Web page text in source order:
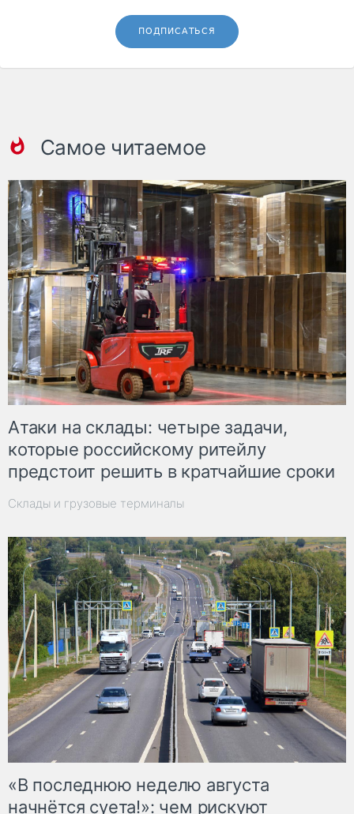
Автосервис,
запчасти, шины
Дзен
ПОДПИСАТЬСЯ
Самое читаемое
Атаки на склады: четыре задачи,
которые российскому ритейлу
предстоит решить в кратчайшие сроки
Склады и грузовые терминалы
«В последнюю неделю августа
начнётся суета!»: чем рискуют